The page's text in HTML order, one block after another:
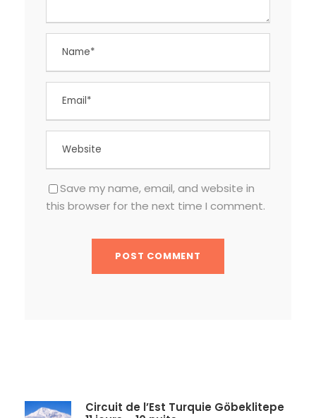
Save my name, email, and website in
this browser for the next time I comment.
Circuit de l’Est Turquie Göbeklitepe